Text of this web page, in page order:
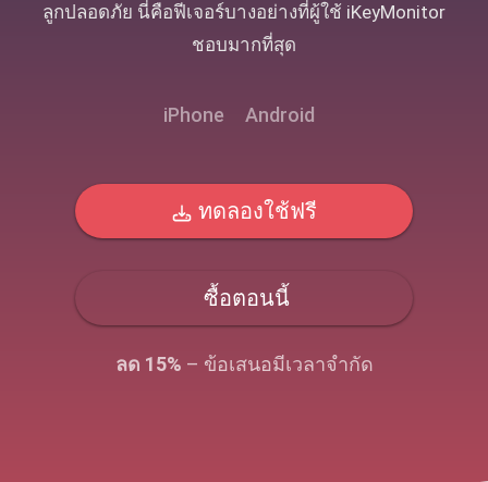
ลูกปลอดภัย นี่คือฟีเจอร์บางอย่างที่ผู้ใช้ iKeyMonitor
ชอบมากที่สุด
iPhone Android
ทดลองใช้ฟรี
ซื้อตอนนี้
ลด 15% – ข้อเสนอมีเวลาจํากัด